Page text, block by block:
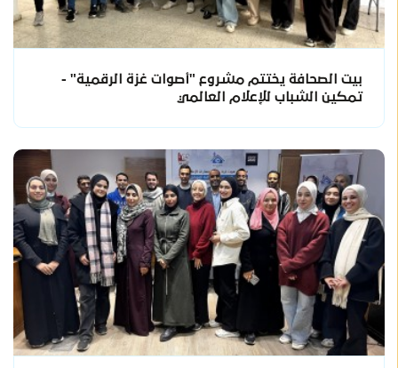
بيت الصحافة يختتم مشروع "أصوات غزة الرقمية" -
تمكين الشباب للإعلام العالمي